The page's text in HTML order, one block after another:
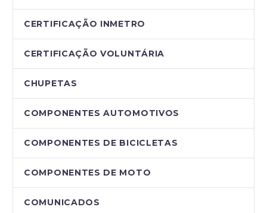
CERTIFICAÇÃO INMETRO
CERTIFICAÇÃO VOLUNTÁRIA
CHUPETAS
COMPONENTES AUTOMOTIVOS
COMPONENTES DE BICICLETAS
COMPONENTES DE MOTO
COMUNICADOS